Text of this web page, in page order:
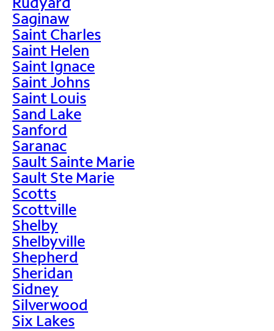
Saginaw
Saint Charles
Saint Helen
Saint Ignace
Saint Johns
Saint Louis
Sand Lake
Sanford
Saranac
Sault Sainte Marie
Sault Ste Marie
Scotts
Scottville
Shelby
Shelbyville
Shepherd
Sheridan
Sidney
Silverwood
Six Lakes